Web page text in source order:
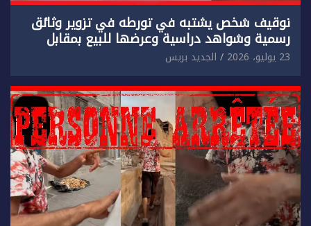
توقيف شخص يشتبه في تورطه في تزوير وثائق
رسمية وشواهد دراسية وعرضها للبيع بمقابل
مادي.
23 يوليو، 2026 الجديد بريس